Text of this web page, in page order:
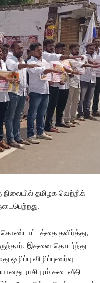
நிலையில் தமிழக வெற்றிக்
கொண்டாட்டத்தை தவிர்த்து,
இதனை தொடர்ந்து
விழிப்புணர்வு
ராசிபுரம் கடைவீதி